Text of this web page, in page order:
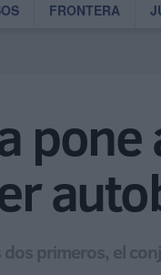
FRONTERA
primeros, el